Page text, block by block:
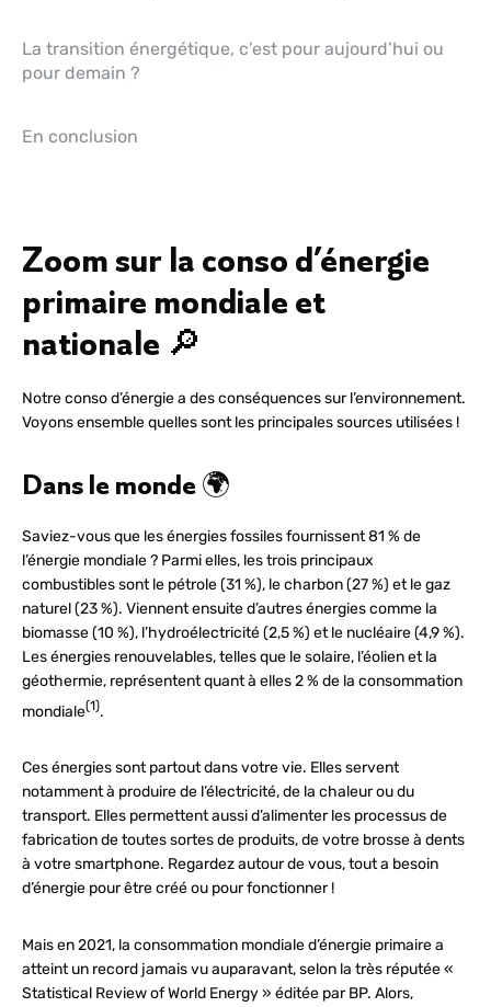
La transition énergétique, c’est pour aujourd’hui ou
pour demain ?
En conclusion
Zoom sur la conso d’énergie
primaire mondiale et
nationale 🔎
Notre conso d’énergie a des conséquences sur l’environnement.
Voyons ensemble quelles sont les principales sources utilisées !
Dans le monde 🌍
Saviez-vous que les énergies fossiles fournissent 81 % de
l’énergie mondiale ? Parmi elles, les trois principaux
combustibles sont le pétrole (31 %), le charbon (27 %) et le gaz
naturel (23 %). Viennent ensuite d’autres énergies comme la
biomasse (10 %), l’hydroélectricité (2,5 %) et le nucléaire (4,9 %).
Les énergies renouvelables, telles que le solaire, l’éolien et la
géothermie, représentent quant à elles 2 % de la consommation
mondiale(1).
Ces énergies sont partout dans votre vie. Elles servent
notamment à produire de l’électricité, de la chaleur ou du
transport. Elles permettent aussi d’alimenter les processus de
fabrication de toutes sortes de produits, de votre brosse à dents
à votre smartphone. Regardez autour de vous, tout a besoin
d’énergie pour être créé ou pour fonctionner !
Mais en 2021, la consommation mondiale d’énergie primaire a
atteint un record jamais vu auparavant, selon la très réputée «
Statistical Review of World Energy » éditée par BP. Alors,